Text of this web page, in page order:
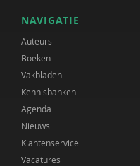
NAVIGATIE
Auteurs
Boeken
Vakbladen
Kennisbanken
Agenda
Nieuws
Klantenservice
Vacatures